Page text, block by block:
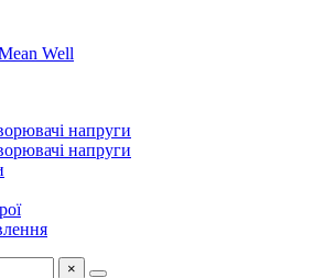
напруги
напруги
×